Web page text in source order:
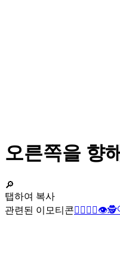
오른쪽을 향
🔎
탭하여 복사
관련된 이모티콘🕵️‍♂️ 🔬 🔭👁️🕵️